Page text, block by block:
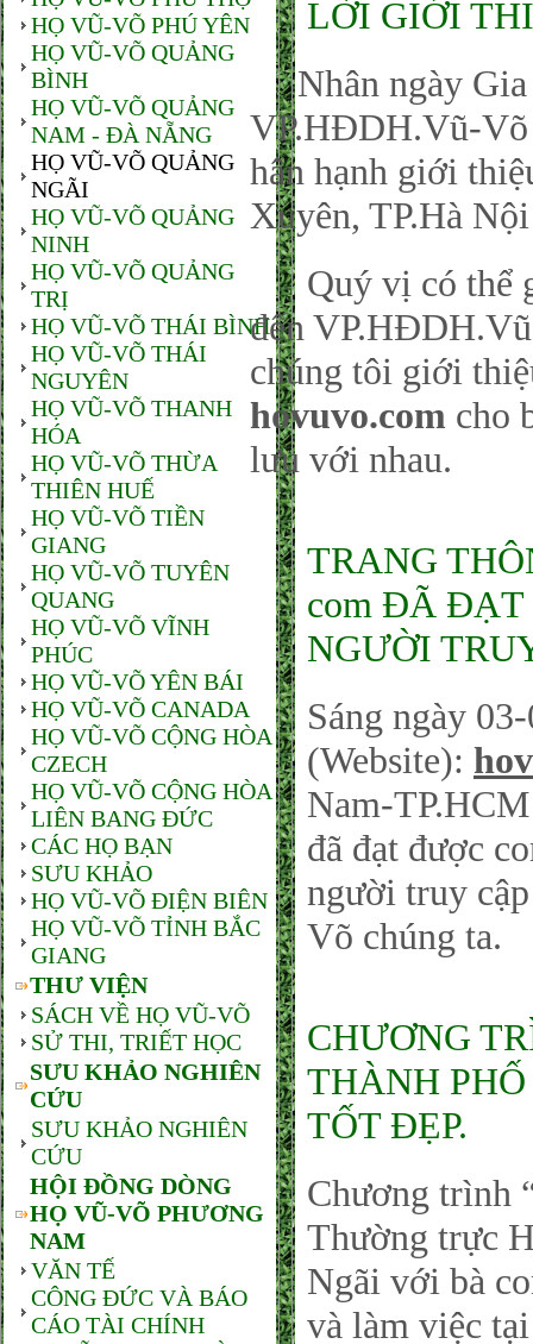
HỌ VŨ-VÕ PHÚ YÊN
HỌ VŨ-VÕ QUẢNG
BÌNH
HỌ VŨ-VÕ QUẢNG
NAM - ĐÀ NẴNG
HỌ VŨ-VÕ QUẢNG
NGÃI
HỌ VŨ-VÕ QUẢNG
NINH
HỌ VŨ-VÕ QUẢNG
TRỊ
HỌ VŨ-VÕ THÁI BÌNH
HỌ VŨ-VÕ THÁI
NGUYÊN
HỌ VŨ-VÕ THANH
HÓA
HỌ VŨ-VÕ THỪA
THIÊN HUẾ
HỌ VŨ-VÕ TIỀN
GIANG
HỌ VŨ-VÕ TUYÊN
QUANG
HỌ VŨ-VÕ VĨNH
PHÚC
HỌ VŨ-VÕ YÊN BÁI
HỌ VŨ-VÕ CANADA
HỌ VŨ-VÕ CỘNG HÒA
CZECH
HỌ VŨ-VÕ CỘNG HÒA
LIÊN BANG ĐỨC
CÁC HỌ BẠN
SƯU KHẢO
HỌ VŨ-VÕ ĐIỆN BIÊN
HỌ VŨ-VÕ TỈNH BẮC
GIANG
THƯ VIỆN
SÁCH VỀ HỌ VŨ-VÕ
SỬ THI, TRIẾT HỌC
SƯU KHẢO NGHIÊN
CỨU
SƯU KHẢO NGHIÊN
CỨU
HỘI ĐỒNG DÒNG
HỌ VŨ-VÕ PHƯƠNG
NAM
VĂN TẾ
CÔNG ĐỨC VÀ BÁO
CÁO TÀI CHÍNH
LỜI GIỚI
Nhân ngày Gia
VP.HĐDH.Vũ-Võ
hân hạnh giới
Xuyên, TP.Hà
Quý vị có thể
đến
chúng tôi giới
hovuvo.com cho
lưu với nhau.
TRANG
com ĐÃ ĐẠT
NGƯỜI
Sáng ngày
(Website):
Nam-
đã đạt được
người truy
Võ chúng ta.
CHƯƠNG
THÀNH
TỐT ĐẸP.
Chương trình
Thường trực
Ngãi với bà
và làm việc